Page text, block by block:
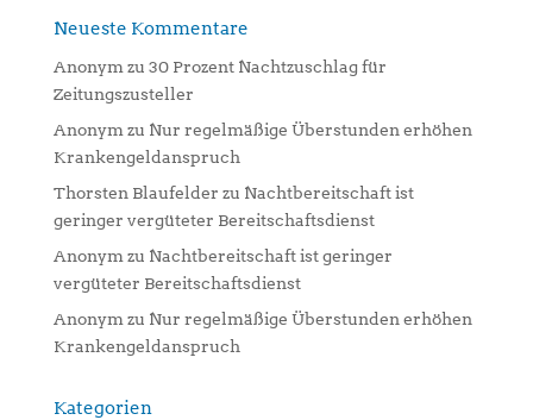
Neueste Kommentare
Anonym zu 30 Prozent Nachtzuschlag für
Zeitungszusteller
Anonym zu Nur regelmäßige Überstunden erhöhen
Krankengeldanspruch
Thorsten Blaufelder zu Nachtbereitschaft ist
geringer vergüteter Bereitschaftsdienst
Anonym zu Nachtbereitschaft ist geringer
vergüteter Bereitschaftsdienst
Anonym zu Nur regelmäßige Überstunden erhöhen
Krankengeldanspruch
Kategorien